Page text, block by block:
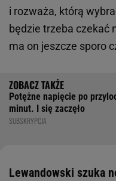
i rozważa, którą
będzie trzeba czekać
ma on jeszcze sporo
Potężne napięcie po
minut. I się zaczęło
SUBSKRYPCJA
Lewandowski szuka